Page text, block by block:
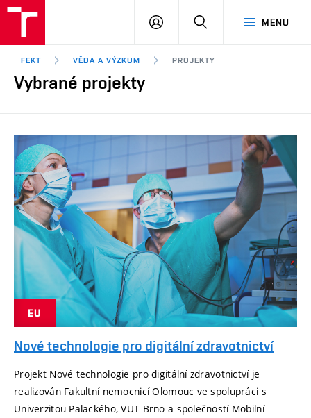
Brno
MENU
PŘIHLÁSIT
FEKT VĚDA A VÝZKUM PROJEKTY
Vybrané projekty
EU
Nové technologie pro digitální zdravotnictví
Projekt Nové technologie pro digitální zdravotnictví je
realizován Fakultní nemocnicí Olomouc ve spolupráci s
Univerzitou Palackého, VUT Brno a společností Mobilní